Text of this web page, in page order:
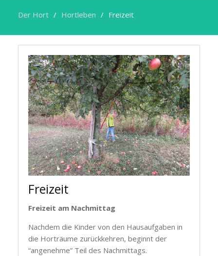
Der Hort Hortleben Freizeit
Freizeit
Freizeit am Nachmittag
Nachdem die Kinder von den Hausaufgaben in
die Horträume zurückkehren, beginnt der
“angenehme” Teil des Nachmittags.